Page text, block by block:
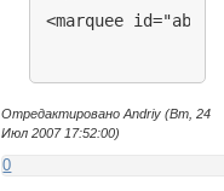
<marquee
Отредактировано Andriy (Вт, 24
Июл 2007 17:52:00)
0